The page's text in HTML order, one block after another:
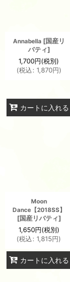
Annabella [国産リ
バティ]
1,700円(税別)
(税込: 1,870円)
カートに入れる
Moon
Dance【2018SS】
[国産リバティ]
1,650円(税別)
(税込: 1,815円)
カートに入れる